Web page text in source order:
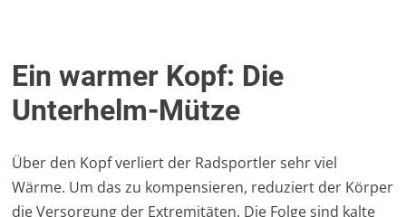
Ein warmer Kopf: Die
Unterhelm-Mütze
Über den Kopf verliert der Radsportler sehr viel
Wärme. Um das zu kompensieren, reduziert der Körper
die Versorgung der Extremitäten. Die Folge sind kalte